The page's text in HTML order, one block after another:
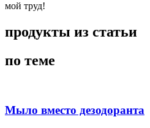
мой труд!
продукты из статьи
по теме
Мыло вместо дезодоранта